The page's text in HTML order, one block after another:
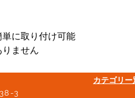
に取り付け可能
ません
3​
カテゴリ